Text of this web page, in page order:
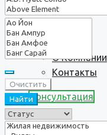
О нас
О Компании
Контакты
Консультация
Очистить
Найти